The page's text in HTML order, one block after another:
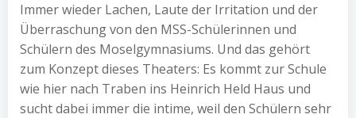
Immer wieder Lachen, Laute der Irritation und der
Überraschung von den MSS-Schülerinnen und
Schülern des Moselgymnasiums. Und das gehört
zum Konzept dieses Theaters: Es kommt zur Schule
wie hier nach Traben ins Heinrich Held Haus und
sucht dabei immer die intime, weil den Schülern sehr